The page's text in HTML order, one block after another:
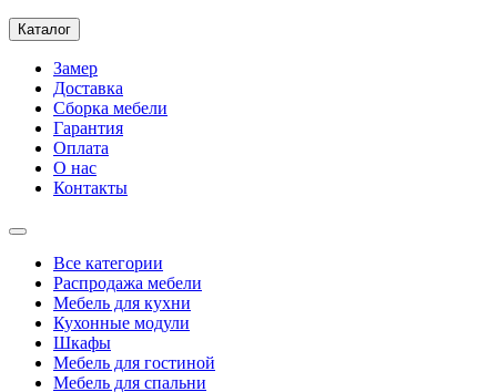
Каталог
Замер
Доставка
Сборка мебели
Гарантия
Оплата
О нас
Контакты
Все категории
Распродажа мебели
Мебель для кухни
Кухонные модули
Шкафы
Мебель для гостиной
Мебель для спальни